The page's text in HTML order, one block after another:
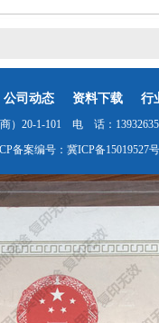
公司动态 资料下载 行
）20-1-101 电 话：
备案编号： 冀ICP备15019527号